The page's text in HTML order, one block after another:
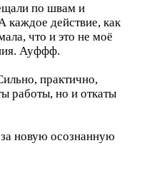
по швам и
каждое действие, как
что и это не моё
Ауффф.
практично,
работы, но и откаты
новую осознанную